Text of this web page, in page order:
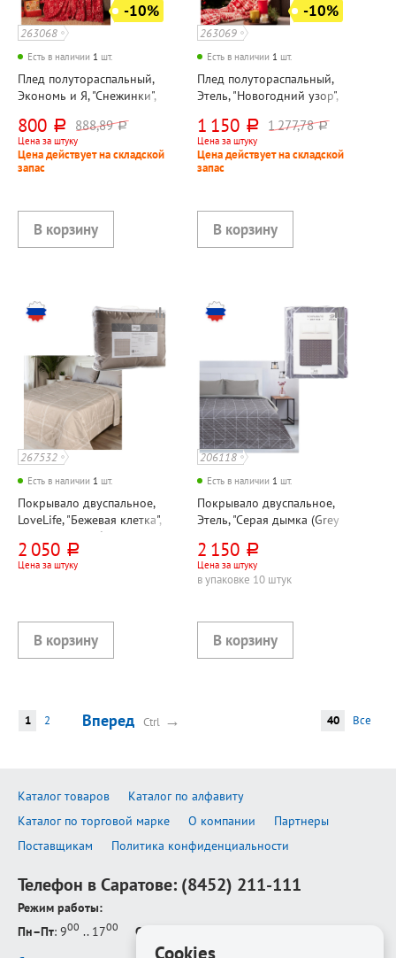
-10%
263068
Есть в наличии 1 шт.
Плед полутораспальный,
Экономь и Я, "Снежинки",
полиэстер
800 руб. 888,89 руб.
Цена за штуку
Цена действует на складской
запас
-10%
263069
Есть в наличии 1 шт.
Плед полутораспальный,
Этель, "Новогодний узор",
полиэстер
1 150 руб. 1 277,78 руб.
Цена за штуку
Цена действует на складской
запас
267532
Есть в наличии 1 шт.
Покрывало двуспальное,
LoveLife, "Бежевая клетка",
210см*180см, бежевое,
микрофайбер
2 050 руб.
Цена за штуку
206118
Есть в наличии 1 шт.
Покрывало двуспальное,
Этель, "Серая дымка (Grey
микрофибра, 80г⁄м²
2 150 руб.
Цена за штуку
в упаковке 10 штук
Вперед Ctrl →
1 2 40 Все
Каталог товаров
Каталог по алфавиту
Каталог по торговой марке
О компании
Партнеры
Поставщикам
Политика конфиденциальности
Телефон в Саратове: (8452) 211-111
Режим работы:
Пн–Пт: 900 .. 1700 Сб–Вс